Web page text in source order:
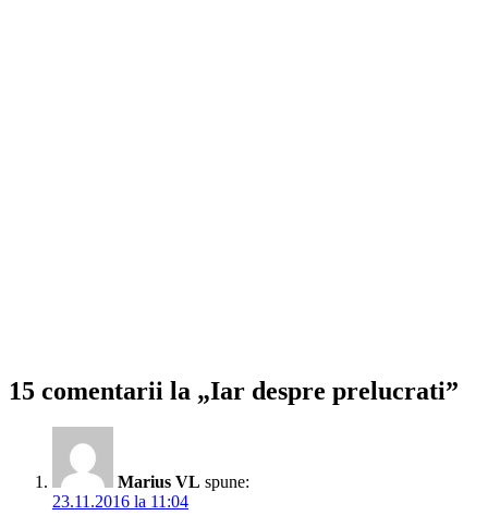
15 comentarii la „Iar despre prelucrati”
Marius VL spune:
23.11.2016 la 11:04